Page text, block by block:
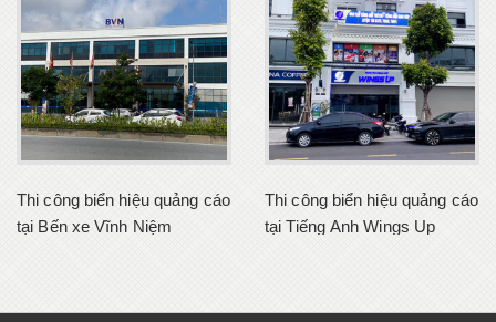
Thi công biển hiệu quảng cáo
tại Bến xe Vĩnh Niệm
Thi công biển hiệu quảng cáo
tại Tiếng Anh Wings Up